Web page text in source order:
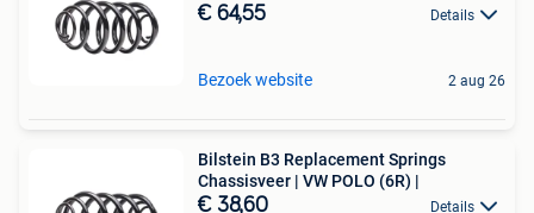
€ 64,55 Details
Bezoek website 2 aug 26
Bilstein B3 Replacement Springs
Chassisveer | VW POLO (6R) |
€ 38,60 Details